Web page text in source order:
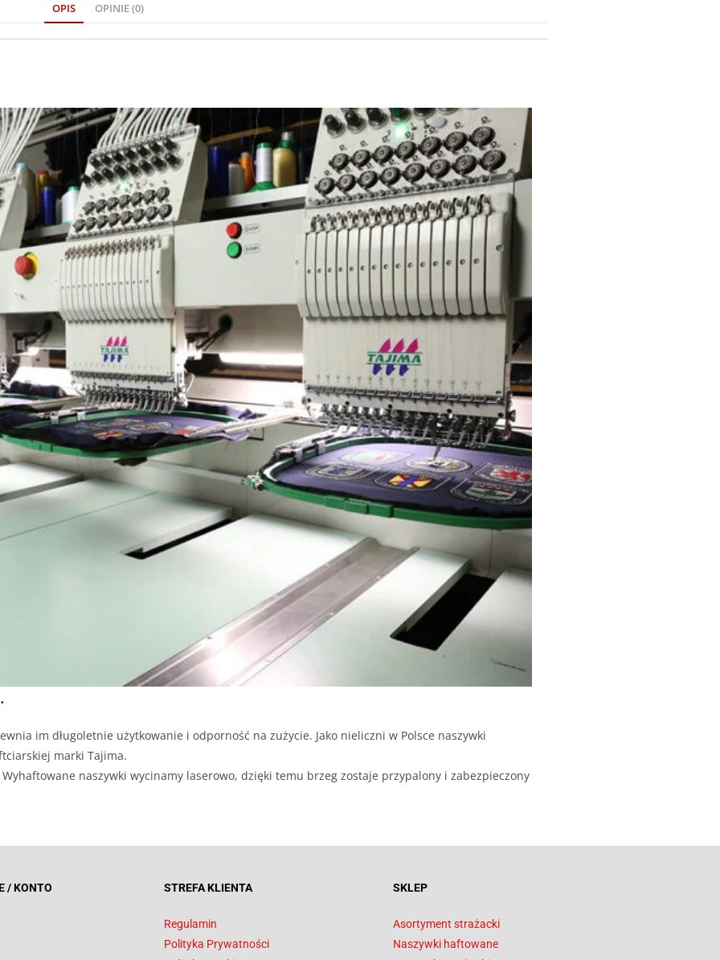
OPIS OPINIE (0)
im długoletnie użytkowanie i odporność na zużycie. Jako nieliczni w Polsce naszywki
marki Tajima.
naszywki wycinamy laserowo, dzięki temu brzeg zostaje przypalony i zabezpieczony
/ KONTO STREFA KLIENTA
Regulamin
Polityka Prywatności
SKLEP
Asortyment strażacki
Naszywki haftowane